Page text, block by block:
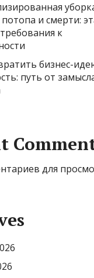
и смерти:
к
бизнес-
путь от
для